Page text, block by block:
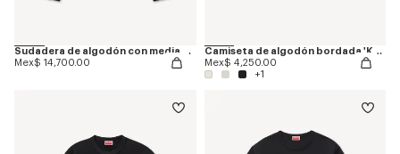
Sudadera de algodón con media cremallera bordada 'KENZO Wildflower'
Mex$ 14,700.00
Camiseta de algodón bordada 'KENZO Signature'
Mex$ 4,250.00
+1